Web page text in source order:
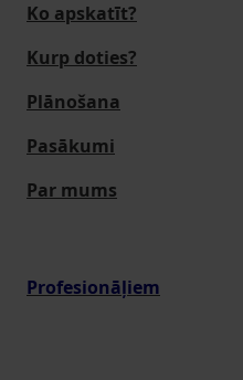
Ko apskatīt?
Kurp doties?
Plānošana
Pasākumi
Par mums
Profesionāļiem